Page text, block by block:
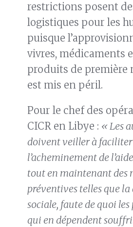
restrictions posent
logistiques pour les
puisque
vivres, médicaments
produits de première
est mis en péril.
Pour le chef des
CICR en Libye : « Les
doivent veiller à faciliter
l’acheminement de
tout en maintenant des
préventives telles que
sociale, faute de quoi les
qui en dépendent